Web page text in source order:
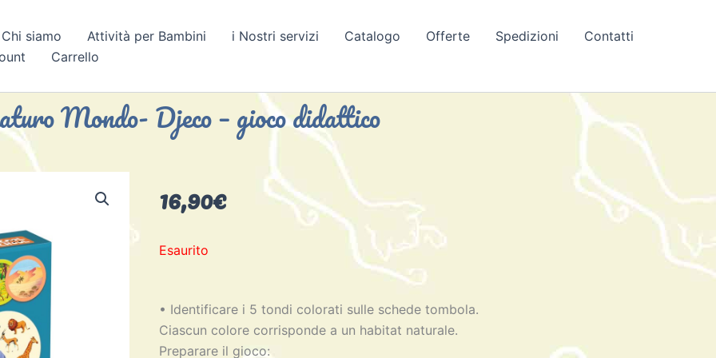
Chi siamo Attività per Bambini i Nostri servizi Catalogo Offerte Spedizioni
Contatti
Carrello
Mondo- Djeco – gioco didattico
16,90€
Esaurito
• Identificare i 5 tondi colorati sulle schede tombola.
Ciascun colore corrisponde a un habitat naturale.
Preparare il gioco: